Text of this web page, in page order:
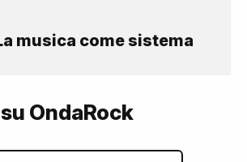
musica come sistema
OndaRock